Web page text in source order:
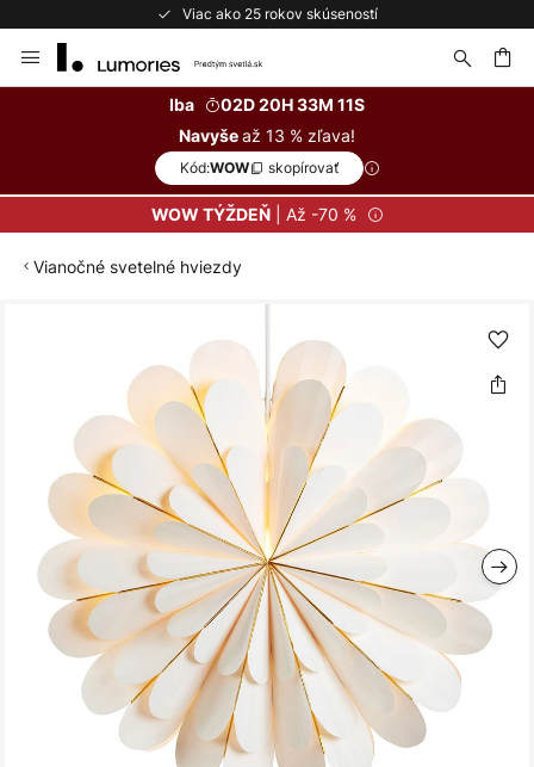
Viac ako 25 rokov skúseností
to
Iba
02D 20H 33M 10S
Navyšeaž 13 % zľava!
Kód:WOW skopírovať
WOW TÝŽDEŇ| Až -70 %
Vianočné svetelné hviezdy
obrázkov